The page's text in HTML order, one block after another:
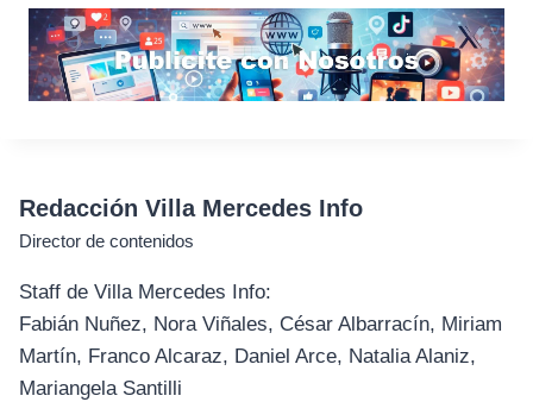
Redacción Villa Mercedes Info
Director de contenidos
Staff de Villa Mercedes Info:
Fabián Nuñez, Nora Viñales, César Albarracín, Miriam
Martín, Franco Alcaraz, Daniel Arce, Natalia Alaniz,
Mariangela Santilli